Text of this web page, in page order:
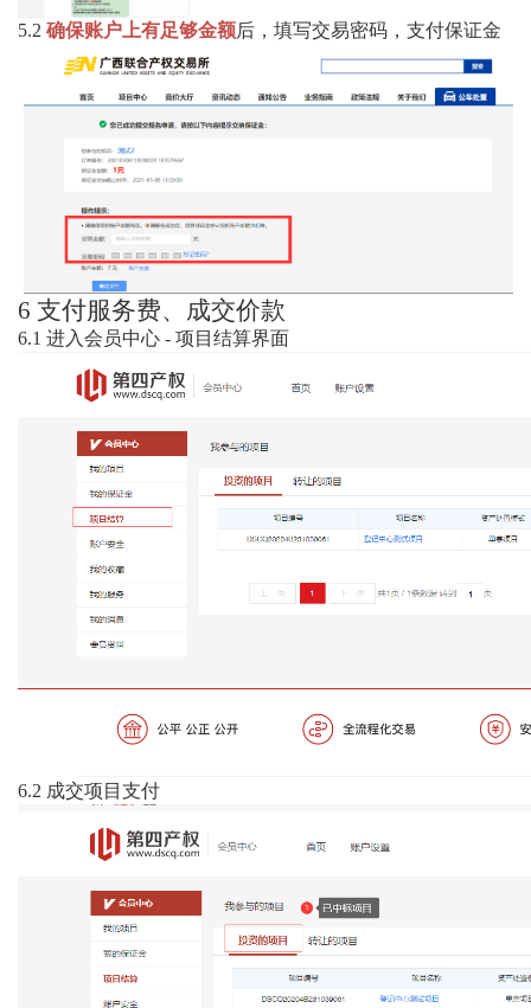
5.2 确保账户上有足够金额后，填写交易密码，支付保证金
6 支付服务费、成交价款
6.1 进入会员中心 - 项目结算界面
6.2 成交项目支付